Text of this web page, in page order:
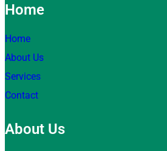
Home
Home
About Us
Services
Contact
About Us